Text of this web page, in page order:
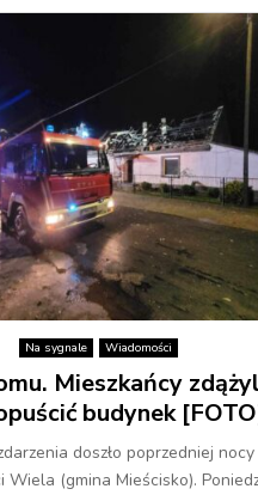
Na sygnale Wiadomości
Mieszkańcy
budynek
doszło poprzedniej
Wiela (gmina Mieścisko).